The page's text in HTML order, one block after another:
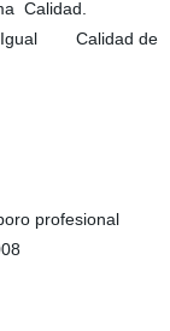
Calidad.
Igual Calidad de
profesional